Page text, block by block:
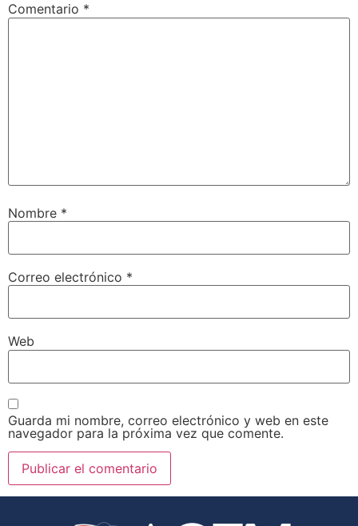
Comentario *
Nombre *
Correo electrónico *
Web
Guarda mi nombre, correo electrónico y web en este
navegador para la próxima vez que comente.